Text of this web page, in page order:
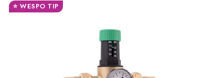
⭐ WESPO TIP